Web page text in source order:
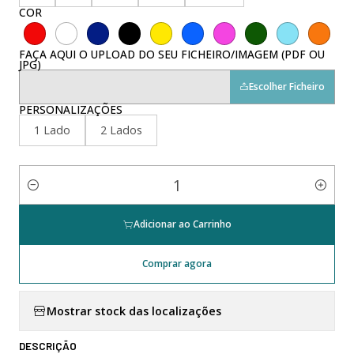
COR
FAÇA AQUI O UPLOAD DO SEU FICHEIRO/IMAGEM (PDF OU
JPG)
Escolher Ficheiro
PERSONALIZAÇÕES
1 Lado
2 Lados
Quantidade
Adicionar ao Carrinho
Comprar agora
Mostrar stock das localizações
DESCRIÇÃO